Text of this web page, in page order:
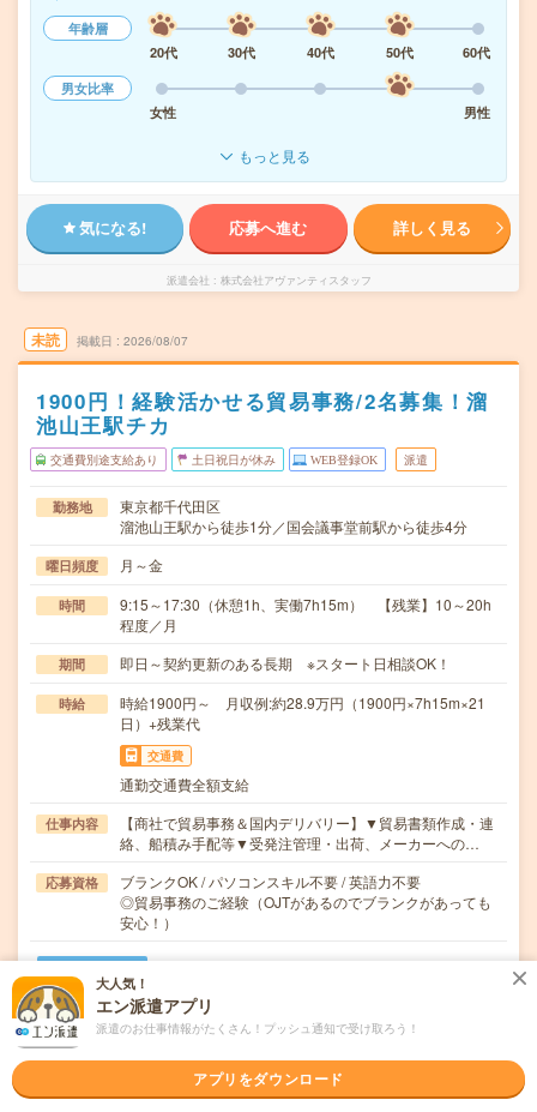
年齢層
20代
30代 40代 50代
60代
男女比率
女性
男性
もっと見る
気になる! 応募へ進む 詳しく見る
派遣会社 株式会社アヴァンティスタッフ
未読 掲載日 2026/08/07
1900円！経験活かせる貿易事務/2名募集！溜
池山王駅チカ
交通費別途支給あり 土日祝日が休み WEB登録OK 派遣
勤務地
東京都千代田区
溜池山王駅から徒歩1分／国会議事堂前駅から徒歩4分
曜日頻度 月～金
時間
9:15～17:30（休憩1h、実働7h15m） 【残業】10～20h
程度／月
期間 即日～契約更新のある長期 ※スタート日相談OK！
時給
時給1900円～ 月収例:約28.9万円（1900円×7h15m×21
日）+残業代
交通費
通勤交通費全額支給
仕事内容
【商社で貿易事務＆国内デリバリー】▼貿易書類作成・連
絡、船積み手配等▼受発注管理・出荷、メーカーへの…
応募資格
ブランクOK / パソコンスキル不要 / 英語力不要
◎貿易事務のご経験（OJTがあるのでブランクがあっても
安心！）
年齢層
大人気！
エン派遣アプリ
派遣のお仕事情報がたくさん！プッシュ通知で受け取ろう！
アプリをダウンロード